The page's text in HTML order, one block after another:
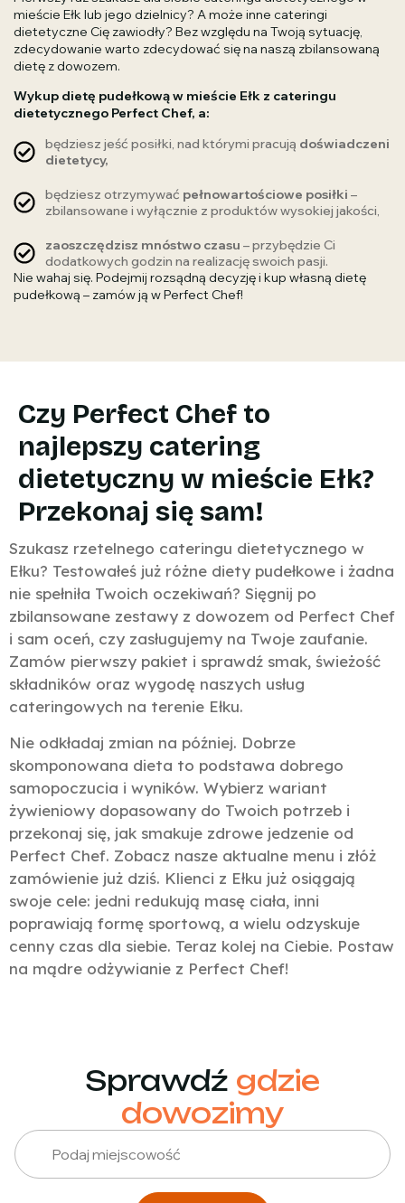
mieście Ełk lub jego dzielnicy? A może inne cateringi
dietetyczne Cię zawiodły? Bez względu na Twoją sytuację,
zdecydowanie warto zdecydować się na naszą zbilansowaną
dietę z dowozem.
Wykup dietę pudełkową w mieście Ełk z cateringu
dietetycznego Perfect Chef, a:
będziesz jeść posiłki, nad którymi pracują doświadczeni
dietetycy,
będziesz otrzymywać pełnowartościowe posiłki –
zbilansowane i wyłącznie z produktów wysokiej jakości,
zaoszczędzisz mnóstwo czasu – przybędzie Ci
dodatkowych godzin na realizację swoich pasji.
Nie wahaj się. Podejmij rozsądną decyzję i kup własną dietę
pudełkową – zamów ją w Perfect Chef!
Czy Perfect Chef to
najlepszy catering
dietetyczny w mieście Ełk?
Przekonaj się sam!
Szukasz rzetelnego cateringu dietetycznego w
Ełku? Testowałeś już różne diety pudełkowe i żadna
nie spełniła Twoich oczekiwań? Sięgnij po
zbilansowane zestawy z dowozem od Perfect Chef
i sam oceń, czy zasługujemy na Twoje zaufanie.
Zamów pierwszy pakiet i sprawdź smak, świeżość
składników oraz wygodę naszych usług
cateringowych na terenie Ełku.
Nie odkładaj zmian na później. Dobrze
skomponowana dieta to podstawa dobrego
samopoczucia i wyników. Wybierz wariant
żywieniowy dopasowany do Twoich potrzeb i
przekonaj się, jak smakuje zdrowe jedzenie od
Perfect Chef. Zobacz nasze aktualne menu i złóż
zamówienie już dziś. Klienci z Ełku już osiągają
swoje cele: jedni redukują masę ciała, inni
poprawiają formę sportową, a wielu odzyskuje
cenny czas dla siebie. Teraz kolej na Ciebie. Postaw
na mądre odżywianie z Perfect Chef!
Sprawdź gdzie
dowozimy